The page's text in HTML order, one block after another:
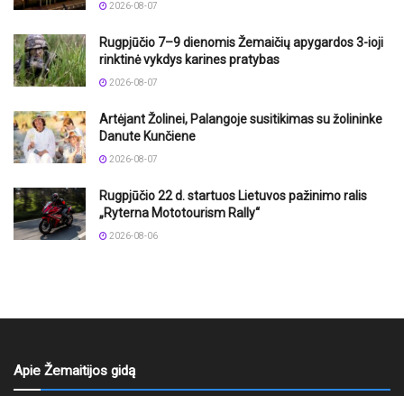
2026-08-07
Rugpjūčio 7–9 dienomis Žemaičių apygardos 3-ioji
rinktinė vykdys karines pratybas
2026-08-07
Artėjant Žolinei, Palangoje susitikimas su žolininke
Danute Kunčiene
2026-08-07
Rugpjūčio 22 d. startuos Lietuvos pažinimo ralis
„Ryterna Mototourism Rally“
2026-08-06
Apie Žemaitijos gidą